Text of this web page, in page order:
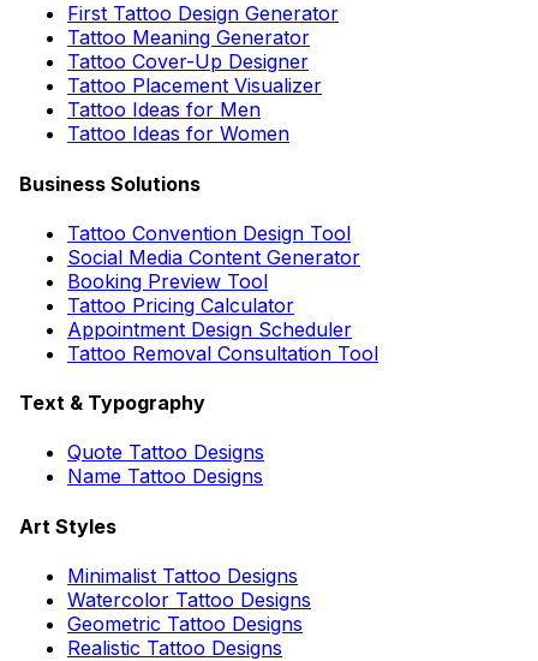
First Tattoo Design Generator
Tattoo Meaning Generator
Tattoo Cover-Up Designer
Tattoo Placement Visualizer
Tattoo Ideas for Men
Tattoo Ideas for Women
Business Solutions
Tattoo Convention Design Tool
Social Media Content Generator
Booking Preview Tool
Tattoo Pricing Calculator
Appointment Design Scheduler
Tattoo Removal Consultation Tool
Text & Typography
Quote Tattoo Designs
Name Tattoo Designs
Art Styles
Minimalist Tattoo Designs
Watercolor Tattoo Designs
Geometric Tattoo Designs
Realistic Tattoo Designs